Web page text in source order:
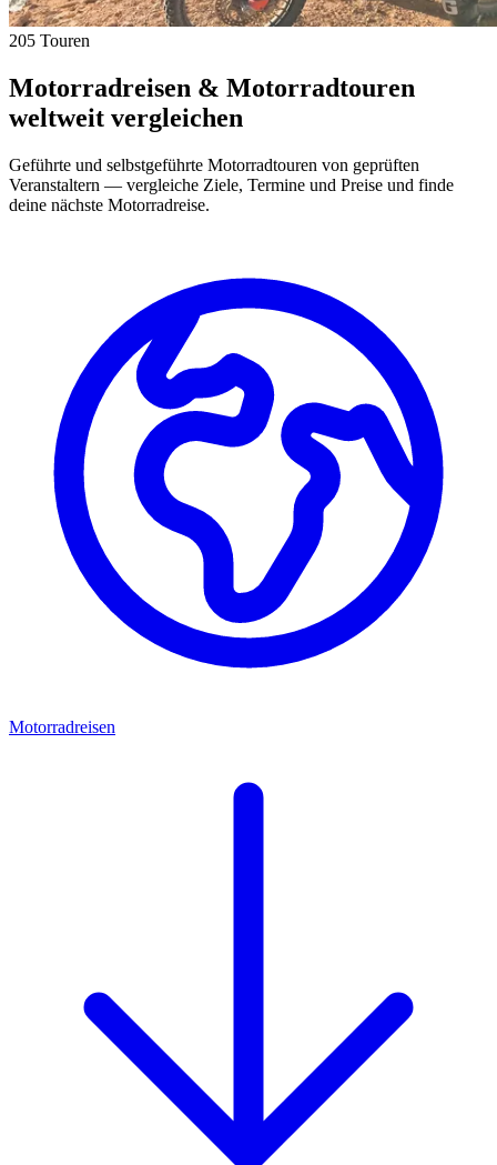
205 Touren
Motorradreisen & Motorradtouren
weltweit vergleichen
Geführte und selbstgeführte Motorradtouren von geprüften
Veranstaltern — vergleiche Ziele, Termine und Preise und finde
deine nächste Motorradreise.
Motorradreisen